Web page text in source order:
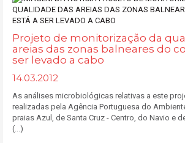
Projeto de monitorização da
areias das zonas balneares do
ser levado a cabo
14.03.2012
As análises microbiológicas relativas a este
realizadas pela Agência Portuguesa do
praias Azul, de Santa Cruz - Centro, do Navio e
(...)